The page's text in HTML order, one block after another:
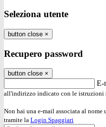
Seleziona utente
button close ×
Recupero password
button close ×
E-
all'indirizzo indicato con le istruzioni
Non hai una e-mail associata al
tramite la Login Spaggiari